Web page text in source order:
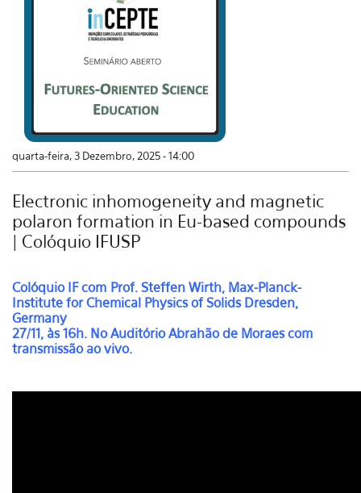
quarta-feira, 3 Dezembro, 2025 - 14:00
Electronic inhomogeneity and magnetic
polaron formation in Eu-based compounds
| Colóquio IFUSP
Colóquio IF com Prof. Steffen Wirth, Max-Planck-
Institute for Chemical Physics of Solids Dresden,
Germany
27/11, às 16h. No Auditório Abrahão de Moraes com
transmissão ao vivo.